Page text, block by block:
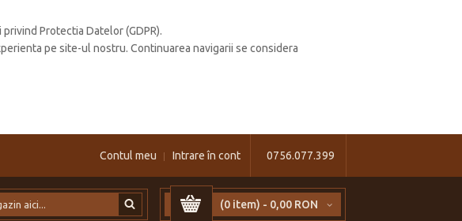
Protectia Datelor (GDPR).
pe site-ul nostru. Continuarea navigarii se considera
0756.077.399
Contul meu Intrare în cont
(0 item) - 0,00 RON